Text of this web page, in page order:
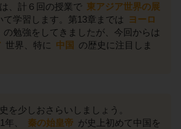
、計６回の授業で 東アジア世界の展
て学習します。第13章までは
ヨーロ
の勉強をしてきましたが、今回からは
世界、特に 中国
の歴史に注目しま
を少しおさらいしましょう。
年、
秦の始皇帝 が史上初めて中国を